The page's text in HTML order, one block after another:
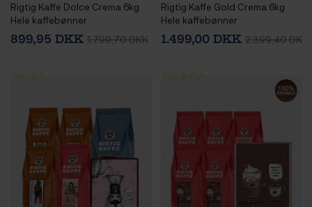
Rigtig Kaffe Dolce Crema 6kg
Hele kaffebønner
899,95 DKK 1.799,70 DKK
Rigtig Kaffe Gold Crema 6kg
Hele kaffebønner
1.499,00 DKK 2.399,40 DKK